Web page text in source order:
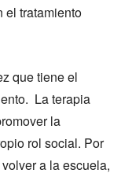
el tratamiento
que tiene el
La terapia
la
rol social. Por
a la escuela,